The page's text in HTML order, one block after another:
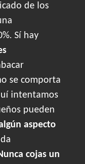
de los
Sí hay
se comporta
intentamos
pueden
aspecto
cojas un